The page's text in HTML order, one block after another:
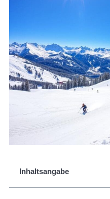
Inhaltsangabe